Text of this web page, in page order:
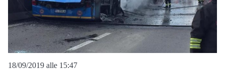
18/09/2019 alle 15:47